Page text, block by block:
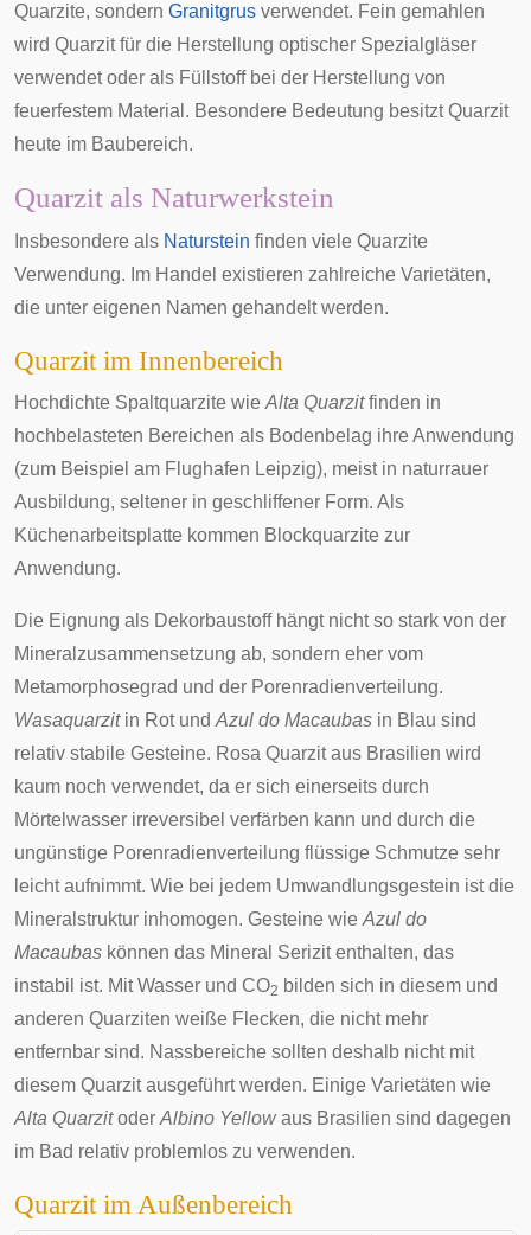
Quarzite, sondern Granitgrus verwendet. Fein gemahlen
wird Quarzit für die Herstellung optischer Spezialgläser
verwendet oder als Füllstoff bei der Herstellung von
feuerfestem Material. Besondere Bedeutung besitzt Quarzit
heute im Baubereich.
Quarzit als Naturwerkstein
Insbesondere als Naturstein finden viele Quarzite
Verwendung. Im Handel existieren zahlreiche Varietäten,
die unter eigenen Namen gehandelt werden.
Quarzit im Innenbereich
Hochdichte Spaltquarzite wie Alta Quarzitfinden in
hochbelasteten Bereichen als Bodenbelag ihre Anwendung
(zum Beispiel am Flughafen Leipzig), meist in naturrauer
Ausbildung, seltener in geschliffener Form. Als
Küchenarbeitsplatte kommen Blockquarzite zur
Anwendung.
Die Eignung als Dekorbaustoff hängt nicht so stark von der
Mineralzusammensetzung ab, sondern eher vom
Metamorphosegrad und der Porenradienverteilung.
Wasaquarzitin Rot und Azul do Macaubas in Blau sind
relativ stabile Gesteine. Rosa Quarzit aus Brasilien wird
kaum noch verwendet, da er sich einerseits durch
Mörtelwasser irreversibel verfärben kann und durch die
ungünstige Porenradienverteilung flüssige Schmutze sehr
leicht aufnimmt. Wie bei jedem Umwandlungsgestein ist die
Mineralstruktur inhomogen. Gesteine wie Azul do
Macaubas können das Mineral Serizitenthalten, das
instabil ist. Mit Wasser und CO2 bilden sich in diesem und
anderen Quarziten weiße Flecken, die nicht mehr
entfernbar sind. Nassbereiche sollten deshalb nicht mit
diesem Quarzit ausgeführt werden. Einige Varietäten wie
Alta Quarzitoder Albino Yellowaus Brasilien sind dagegen
im Bad relativ problemlos zu verwenden.
Quarzit im Außenbereich